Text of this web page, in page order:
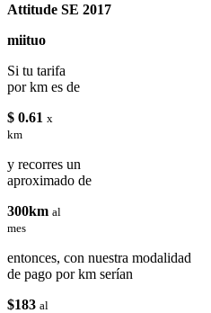
Attitude SE 2017
miituo
Si tu tarifa
por km es de
$ 0.61 x
km
y recorres un
aproximado de
300km al
mes
entonces, con nuestra modalidad
de pago por km serían
$183 al